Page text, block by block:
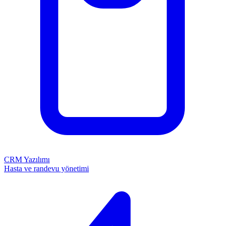
CRM Yazılımı
Hasta ve randevu yönetimi